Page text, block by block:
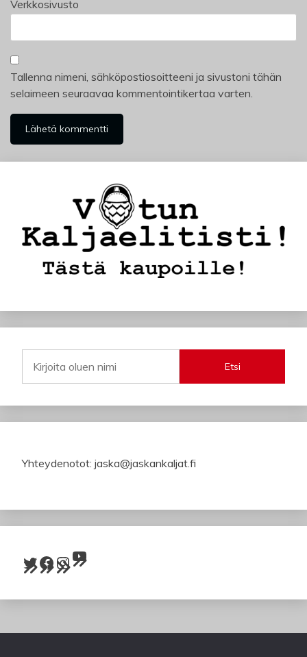
Verkkosivusto
Tallenna nimeni, sähköpostiosoitteeni ja sivustoni tähän
selaimeen seuraavaa kommentointikertaa varten.
Etsi
Yhteydenotot: jaska@jaskankaljat.fi
Twitter Facebook InstagramYouTube